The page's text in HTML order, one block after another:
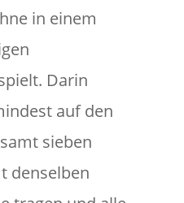
in einem
Darin
auf den
sieben
denselben